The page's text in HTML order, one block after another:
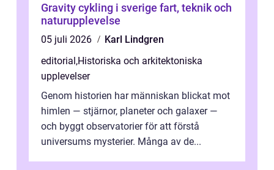
Gravity cykling i sverige fart, teknik och
naturupplevelse
05 juli 2026
Karl Lindgren
editorial,Historiska och arkitektoniska
upplevelser
Genom historien har människan blickat mot
himlen — stjärnor, planeter och galaxer —
och byggt observatorier för att förstå
universums mysterier. Många av de...